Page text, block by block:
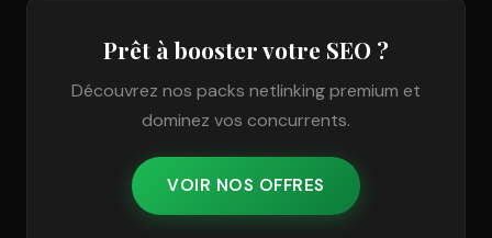
Prêt à booster votre SEO ?
Découvrez nos packs netlinking premium et
dominez vos concurrents.
VOIR NOS OFFRES